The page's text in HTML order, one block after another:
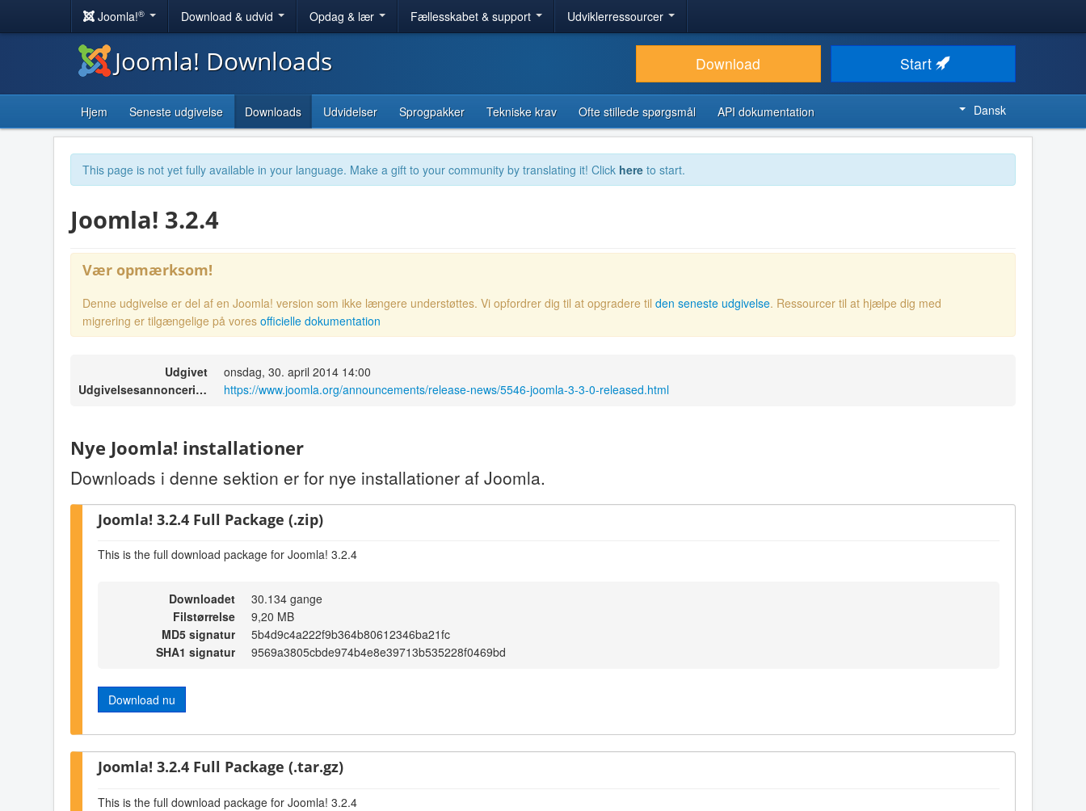
Joomla!® Download & udvid Opdag & lær Fællesskabet & support Udviklerressourcer
Joomla! Downloads Download Start
Hjem Seneste udgivelse Downloads Udvidelser Sprogpakker Tekniske krav Ofte stillede spørgsmål API dokumentation Dansk
This page is not yet fully available in your language. Make a gift to your community by translating it! Click here to start.
Joomla! 3.2.4
Vær opmærksom!
Denne udgivelse er del af en Joomla! version som ikke længere understøttes. Vi opfordrer dig til at opgradere til den seneste udgivelse. Ressourcer til at hjælpe dig med
migrering er tilgængelige på vores officielle dokumentation
Udgivet
onsdag, 30. april 2014 14:00
Udgivelsesannoncering
https://www.joomla.org/announcements/release-news/5546-joomla-3-3-0-released.html
Nye Joomla! installationer
Downloads i denne sektion er for nye installationer af Joomla.
Joomla! 3.2.4 Full Package (.zip)
This is the full download package for Joomla! 3.2.4
Downloadet
30.134 gange
Filstørrelse
9,20 MB
MD5 signatur
5b4d9c4a222f9b364b80612346ba21fc
SHA1 signatur
9569a3805cbde974b4e8e39713b535228f0469bd
Download nu
Joomla! 3.2.4 Full Package (.tar.gz)
This is the full download package for Joomla! 3.2.4